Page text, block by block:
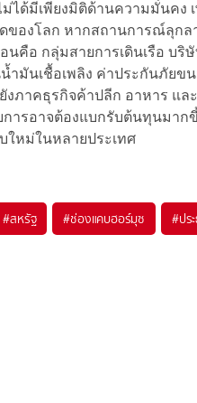
ได้มีเพียงมิติด้านความมั่นคง
องโลก หากสถานการณ์ลุกล
นคือ กลุ่มสายการเดินเรือ บ
ำมันเชื้อเพลิง ค่าประกันภัยข
งภาคธุรกิจค้าปลีก อาหาร แ
ารอาจต้องแบกรับต้นทุนมาก
ใหม่ในหลายประเทศ
#สหรัฐ #ช่องแคบฮอร์มุซ #ปร